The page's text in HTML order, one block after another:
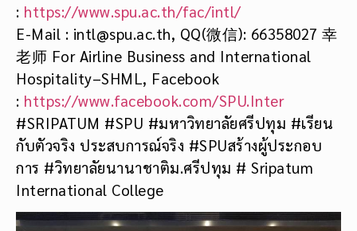
: https://www.spu.ac.th/fac/intl/
E-Mail : intl@spu.ac.th, QQ(微信): 66358027 幸
老师 For Airline Business and International
Hospitality–SHML, Facebook
: https://www.facebook.com/SPU.Inter
#SRIPATUM #SPU #มหาวิทยาลัยศรีปทุม #เรียน
กับตัวจริง ประสบการณ์จริง #SPUสร้างผู้ประกอบ
การ #วิทยาลัยนานาชาติม.ศรีปทุม # Sripatum
International College